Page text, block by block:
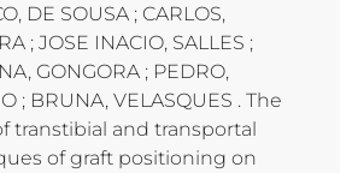
DE SOUSA ; CARLOS,
; JOSE INACIO, SALLES ;
GONGORA ; PEDRO,
; BRUNA, VELASQUES . The
transtibial and transportal
of graft positioning on